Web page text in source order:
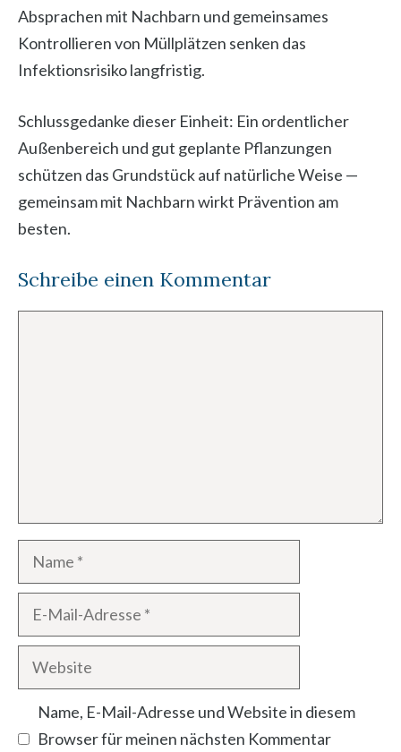
Absprachen mit Nachbarn und gemeinsames
Kontrollieren von Müllplätzen senken das
Infektionsrisiko langfristig.
Schlussgedanke dieser Einheit: Ein ordentlicher
Außenbereich und gut geplante Pflanzungen
schützen das Grundstück auf natürliche Weise —
gemeinsam mit Nachbarn wirkt Prävention am
besten.
Schreibe einen Kommentar
Name
Mail-
Adresse
Website
Name, E-Mail-Adresse und Website in diesem
Browser für meinen nächsten Kommentar